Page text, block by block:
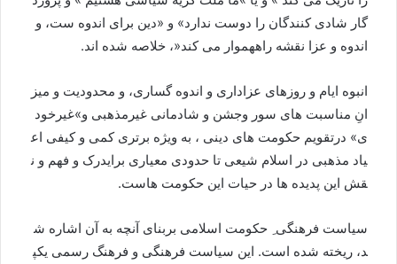
گار شادی کنندگان را دوست ندارد» و «دین برای اندوه ست، و
اندوه و عزا نقشه راههموار می کند«، خلاصه شده اند.
انبوه ایام و روزهای عزاداری و اندوه گساری، و محدودیت و میز
انِ مناسبت های سور وجشن و شادمانی غیرمذهبی و»غیرخود
ی» درتقویم حکومت های دینی ، به ویژه برتری کمی و کیفی اع
یاد مذهبی در اسلام شیعی تا حدودی معیاری برایدرک و فهم و ن
قش این پدیده ها در حیات این حکومت هاست.
سیاست فرهنگی حکومت اسلامی بربنای آنچه به آن اشاره ش
د، ریخته شده است. این سیاست فرهنگی و فرهنگ رسمی یکپ